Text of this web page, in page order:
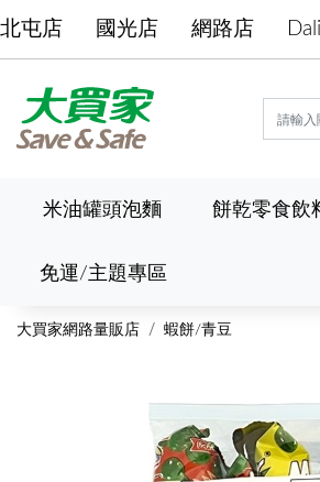
北屯店 國光店 網路店
米油罐頭泡麵 餅乾零食飲
免運/主題專區
大買家網路量販店 蝦餅/青豆